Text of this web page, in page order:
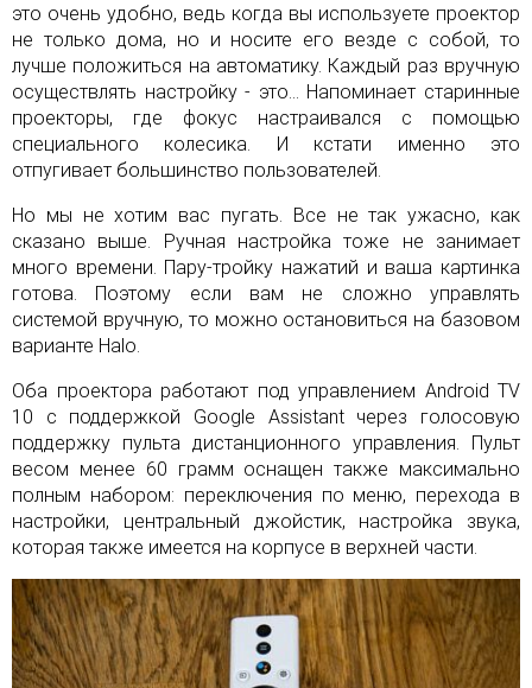
это очень удобно, ведь когда вы используете проектор
не только дома, но и носите его везде с собой, то
лучше положиться на автоматику. Каждый раз вручную
осуществлять настройку - это… Напоминает старинные
проекторы, где фокус настраивался с помощью
специального колесика. И кстати именно это
отпугивает большинство пользователей.
Но мы не хотим вас пугать. Все не так ужасно, как
сказано выше. Ручная настройка тоже не занимает
много времени. Пару-тройку нажатий и ваша картинка
готова. Поэтому если вам не сложно управлять
системой вручную, то можно остановиться на базовом
варианте Halo.
Оба проектора работают под управлением Android TV
10 с поддержкой Google Assistant через голосовую
поддержку пульта дистанционного управления. Пульт
весом менее 60 грамм оснащен также максимально
полным набором: переключения по меню, перехода в
настройки, центральный джойстик, настройка звука,
которая также имеется на корпусе в верхней части.